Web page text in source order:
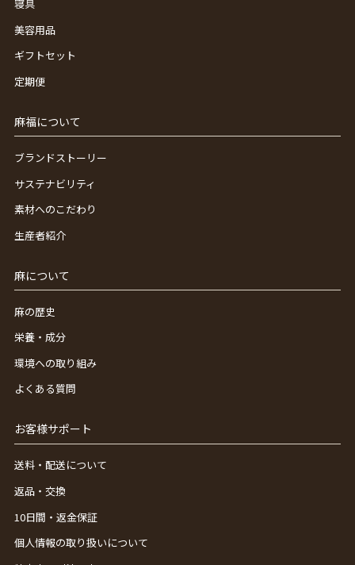
寝具
美容用品
ギフトセット
定期便
麻福について
ブランドストーリー
サステナビリティ
素材へのこだわり
生産者紹介
麻について
麻の歴史
栄養・成分
環境への取り組み
よくある質問
お客様サポート
送料・配送について
返品・交換
10日間・返金保証
個人情報の取り扱いについて